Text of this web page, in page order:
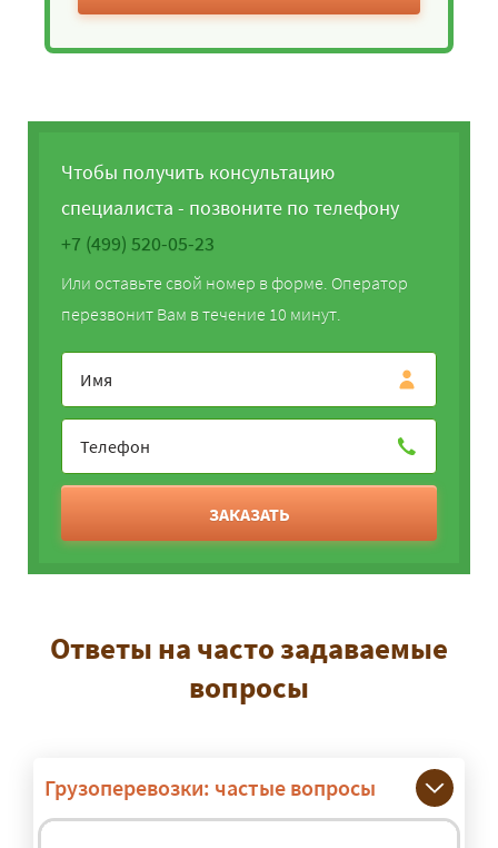
Чтобы получить консультацию
специалиста - позвоните по телефону
+7 (499) 520-05-23
Или оставьте свой номер в форме. Оператор
перезвонит Вам в течение 10 минут.
ЗАКАЗАТЬ
Ответы на часто задаваемые
вопросы
Грузоперевозки: частые вопросы